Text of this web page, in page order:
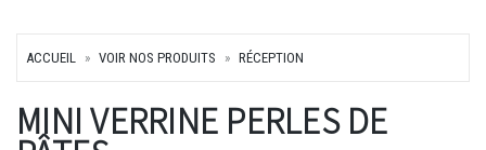
ACCUEIL VOIR NOS PRODUITS RÉCEPTION
MINI VERRINE PERLES DE